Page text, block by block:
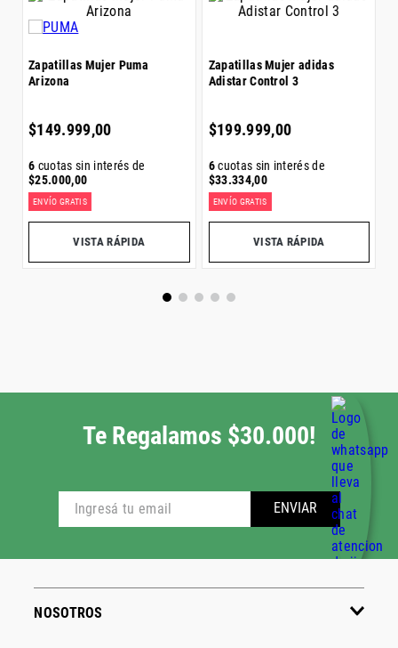
Zapatillas Mujer Puma
Arizona
$149.999,00
6 cuotas sin interés de
$25.000,00
ENVÍO GRATIS
VISTA RÁPIDA
Zapatillas Mujer adidas
Adistar Control 3
$199.999,00
6cuotas sin interés de
$33.334,00
ENVÍO GRATIS
VISTA RÁPIDA
Te Regalamos $30.000!
ENVIAR
NOSOTROS